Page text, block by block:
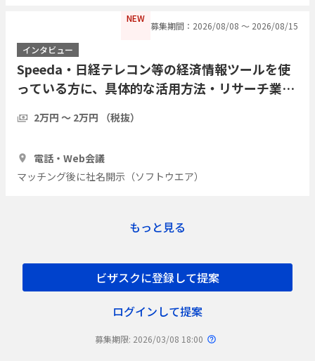
NEW
募集期間：2026/08/08 〜 2026/08/15
インタビュー
Speeda・日経テレコン等の経済情報ツールを使
っている方に、具体的な活用方法・リサーチ業務
2万円 〜 2万円 （税抜）
電話・Web会議
マッチング後に社名開示（ソフトウエア）
もっと見る
ビザスクに登録して提案
ログインして提案
募集期限: 2026/03/08 18:00